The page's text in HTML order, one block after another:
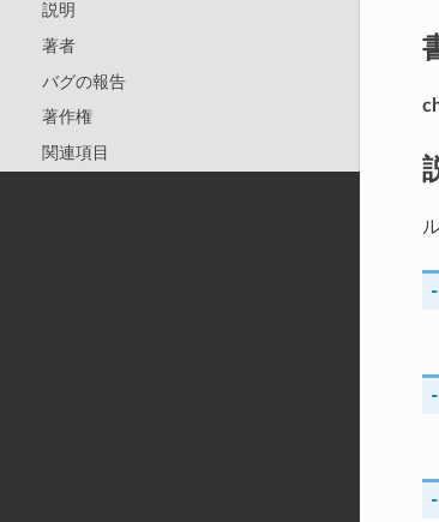
説明
著者
バグの報告
著作権
関連項目